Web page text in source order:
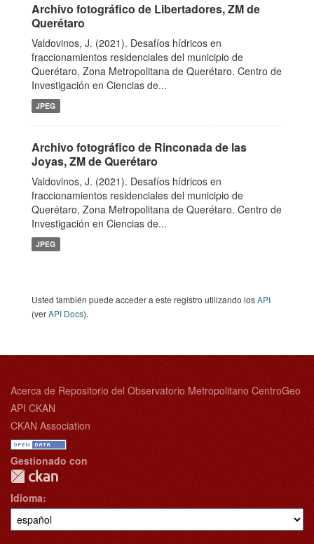
Archivo fotográfico de Libertadores, ZM de
Querétaro
Valdovinos, J. (2021). Desafíos hídricos en
fraccionamientos residenciales del municipio de
Querétaro, Zona Metropolitana de Querétaro. Centro de
Investigación en Ciencias de...
JPEG
Archivo fotográfico de Rinconada de las
Joyas, ZM de Querétaro
Valdovinos, J. (2021). Desafíos hídricos en
fraccionamientos residenciales del municipio de
Querétaro, Zona Metropolitana de Querétaro. Centro de
Investigación en Ciencias de...
JPEG
Usted también puede acceder a este registro utilizando losAPI
(verAPI Docs).
Acerca de Repositorio del Observatorio Metropolitano CentroGeo
API CKAN
CKAN Association
Gestionado con
Idioma